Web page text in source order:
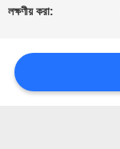
করুন
লক্ষণীয় করা: